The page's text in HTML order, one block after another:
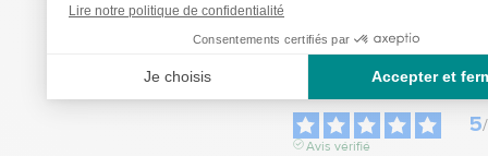
L’équipe
5/
Avis vérifié